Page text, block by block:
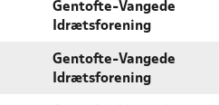
Gentofte-Vangede
Idrætsforening
Gentofte-Vangede
Idrætsforening